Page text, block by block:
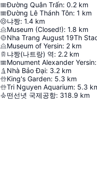
Đường Quân Trấn: 0.2 km
Đường Lê Thánh Tôn: 1 km
냐짱: 1.4 km
Museum (Closed!): 1.8 km
Nha Trang August 19Th
Museum of Yersin: 2 km
냐짱(나트랑) 역: 2.2 km
Monument Alexander Yersin:
Nhà Bảo Đại: 3.2 km
King's Garden: 5.3 km
Tri Nguyen Aquarium: 5.3
떤선녓 국제공항: 318.9 km